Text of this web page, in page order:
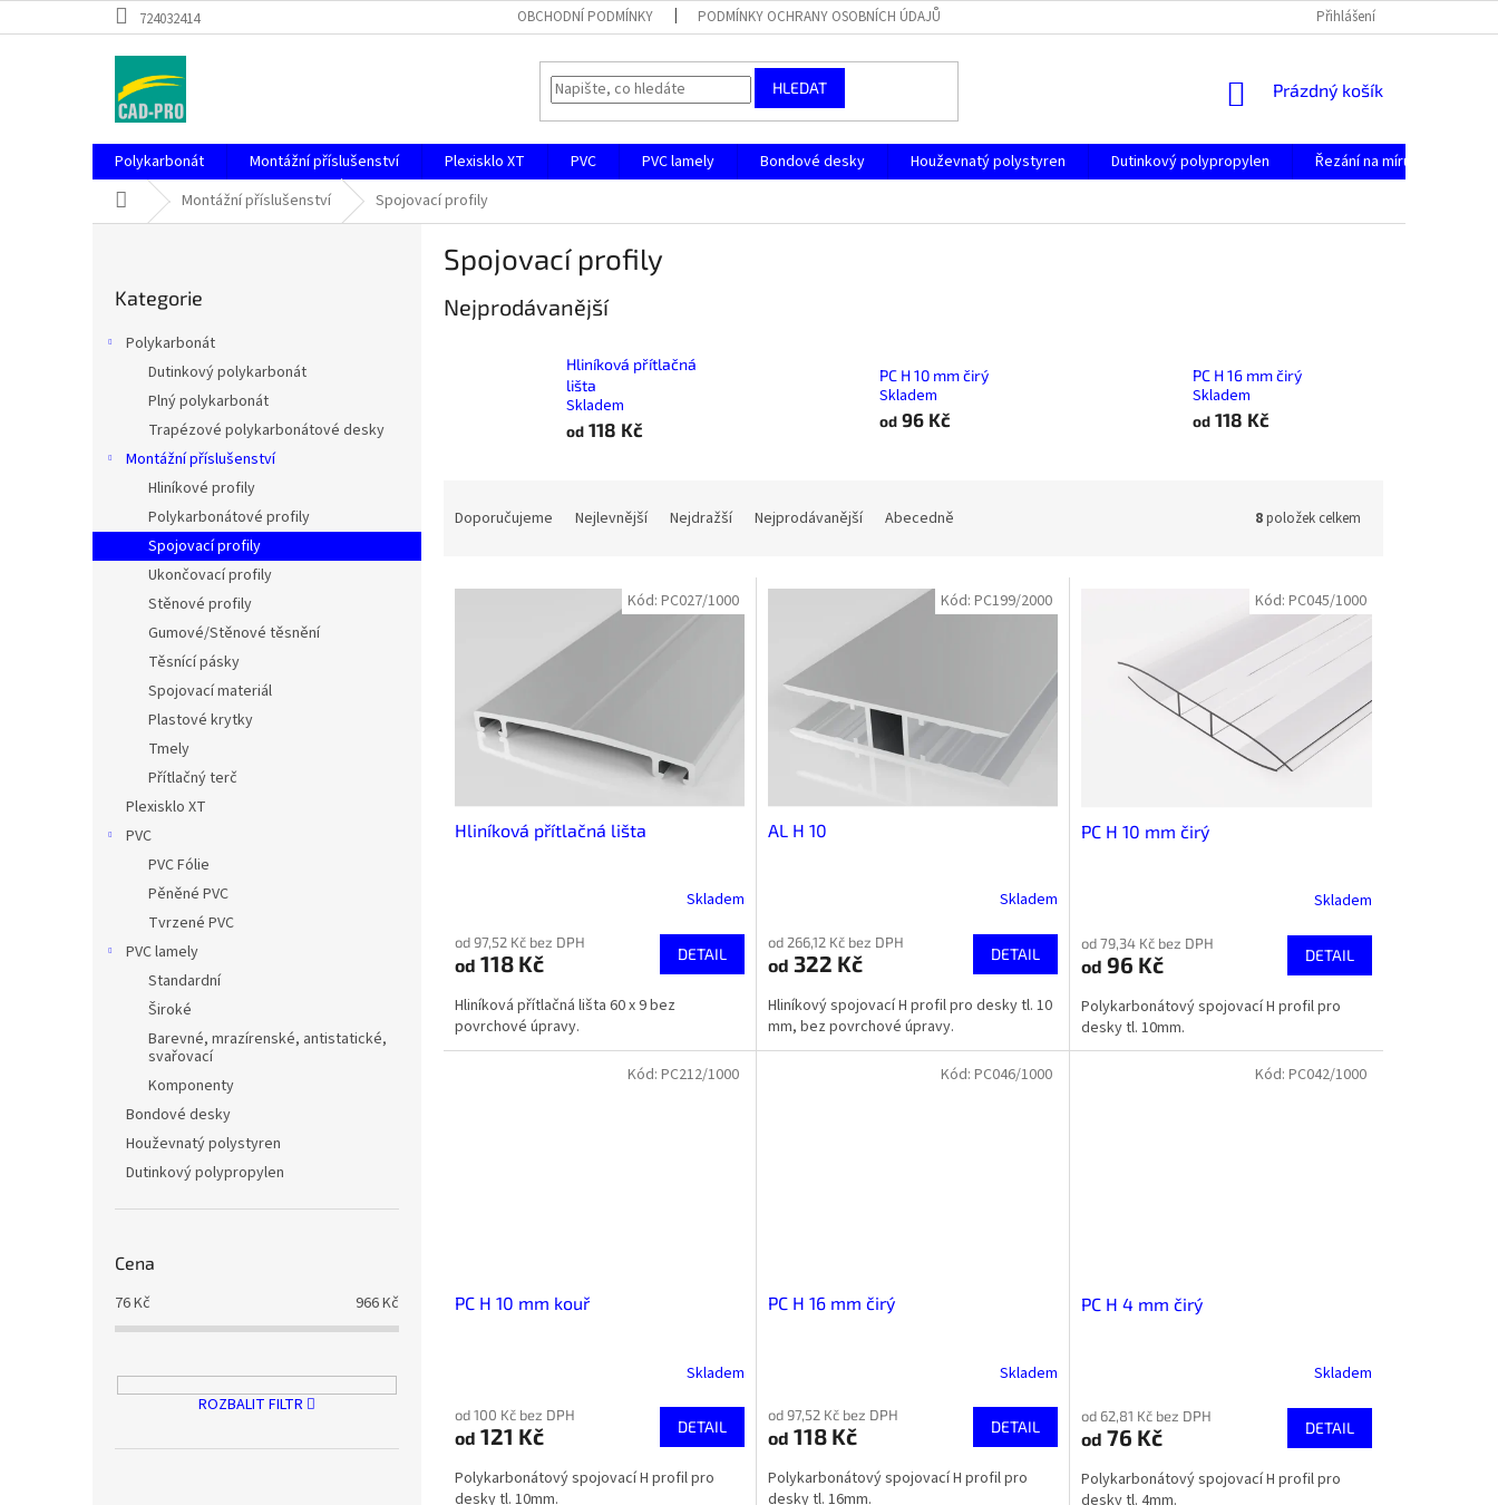
na
724032414 OBCHODNÍ PODMÍNKY PODMÍNKY OCHRANY OSOBNÍCH ÚDAJŮ Přihlášení
HLEDAT
NÁKUPNÍ
Prázdný košík
Polykarbonát Montážní příslušenství Plexisklo XT PVC PVC lamely Bondové desky Houževnatý polystyren Dutinkový polypropylen Řezání na míru
Domů Montážní příslušenství Spojovací profily
e
l
kategorie
Kategorie
Polykarbonát
Dutinkový polykarbonát
Plný polykarbonát
Trapézové polykarbonátové desky
Montážní příslušenství
Hliníkové profily
Polykarbonátové profily
Spojovací profily
Ukončovací profily
Stěnové profily
Gumové/Stěnové těsnění
Těsnící pásky
Spojovací materiál
Plastové krytky
Tmely
Přítlačný terč
Plexisklo XT
PVC
PVC Fólie
Pěněné PVC
Tvrzené PVC
PVC lamely
Standardní
Široké
Barevné, mrazírenské, antistatické,
svařovací
Komponenty
Bondové desky
Houževnatý polystyren
Dutinkový polypropylen
Cena
76Kč 966Kč
ROZBALIT FILTR
Spojovací profily
Nejprodávanější
Hliníková přítlačná
lišta
Skladem
od 118 Kč
PC H 10 mm čirý
Skladem
od96 Kč
PC H 16 mm čirý
Skladem
od118 Kč
n
Doporučujeme Nejlevnější Nejdražší Nejprodávanější Abecedně 8položek celkem
V
Hliníková přítlačná lišta
Skladem
od 97,52 Kč bez DPH
od 118 Kč DETAIL
Hliníková přítlačná lišta 60 x 9 bez
povrchové úpravy.
Kód: PC027/1000
AL H 10
Skladem
od 266,12 Kč bez DPH
od 322 Kč DETAIL
Hliníkový spojovací H profil pro desky tl. 10
mm, bez povrchové úpravy.
Kód: PC199/2000
PC H 10 mm čirý
Skladem
od 79,34 Kč bez DPH
od 96 Kč DETAIL
Polykarbonátový spojovací H profil pro
desky tl. 10mm.
Kód: PC045/1000
PC H 10 mm kouř
Skladem
od 100 Kč bez DPH
od 121 Kč DETAIL
Polykarbonátový spojovací H profil pro
desky tl. 10mm.
Kód: PC212/1000
PC H 16 mm čirý
Skladem
od 97,52 Kč bez DPH
od 118 Kč DETAIL
Polykarbonátový spojovací H profil pro
desky tl. 16mm.
Kód: PC046/1000
PC H 4 mm čirý
Skladem
od 62,81 Kč bez DPH
od 76 Kč DETAIL
Polykarbonátový spojovací H profil pro
desky tl. 4mm.
Kód: PC042/1000